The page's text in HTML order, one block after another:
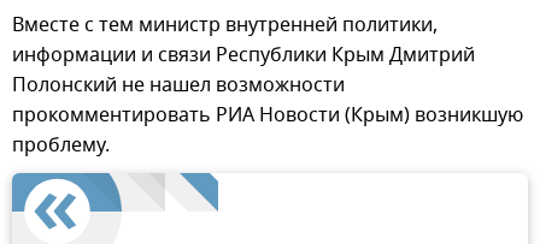
Вместе с тем министр внутренней политики,
информации и связи Республики Крым Дмитрий
Полонский не нашел возможности
прокомментировать РИА Новости (Крым) возникшую
проблему.